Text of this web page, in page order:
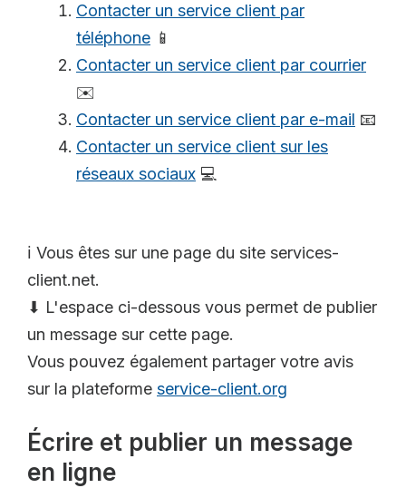
Contacter un service client par
téléphone 📱
Contacter un service client par courrier
✉️
Contacter un service client par e-mail 📧
Contacter un service client sur les
réseaux sociaux 💻
ℹ️ Vous êtes sur une page du site services-
client.net.
⬇ L'espace ci-dessous vous permet de publier
un message sur cette page.
Vous pouvez également partager votre avis
sur la plateforme service-client.org
Écrire et publier un message
en ligne